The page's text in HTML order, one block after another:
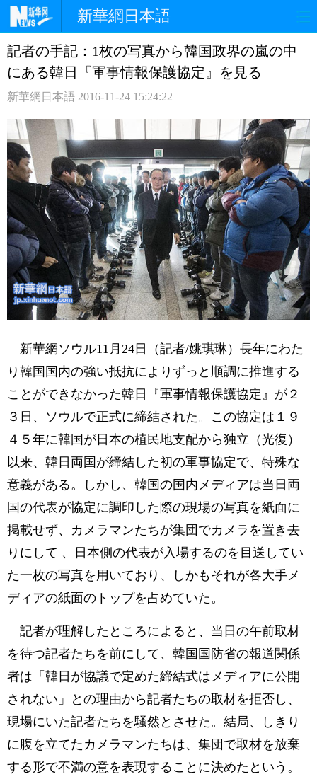
新華網日本語
ホームページ 政治 経済
観光 写真
中日対訳
記者の手記：1枚の写真から韓国政界の嵐の中
にある韓日『軍事情報保護協定』を見る
新華網日本語 2016-11-24 15:24:22
新華網ソウル11月24日（記者/姚琪琳）長年にわた
り韓国国内の強い抵抗によりずっと順調に推進する
ことができなかった韓日『軍事情報保護協定』が２
３日、ソウルで正式に締結された。この協定は１９
４５年に韓国が日本の植民地支配から独立（光復）
以来、韓日両国が締結した初の軍事協定で、特殊な
意義がある。しかし、韓国の国内メディアは当日両
国の代表が協定に調印した際の現場の写真を紙面に
掲載せず、カメラマンたちが集団でカメラを置き去
りにして 、日本側の代表が入場するのを目送してい
た一枚の写真を用いており、しかもそれが各大手メ
ディアの紙面のトップを占めていた。
記者が理解したところによると、当日の午前取材
を待つ記者たちを前にして、韓国国防省の報道関係
者は「韓日が協議で定めた締結式はメディアに公開
されない」との理由から記者たちの取材を拒否し、
現場にいた記者たちを騒然とさせた。結局、しきり
に腹を立てたカメラマンたちは、集団で取材を放棄
する形で不満の意を表現することに決めたという。